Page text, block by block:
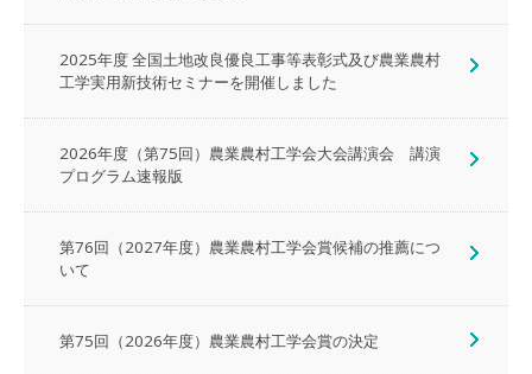
2025年度 全国土地改良優良工事等表彰式及び農業農村
工学実用新技術セミナーを開催しました
2026年度（第75回）農業農村工学会大会講演会 講演
プログラム速報版
第76回（2027年度）農業農村工学会賞候補の推薦につ
いて
第75回（2026年度）農業農村工学会賞の決定